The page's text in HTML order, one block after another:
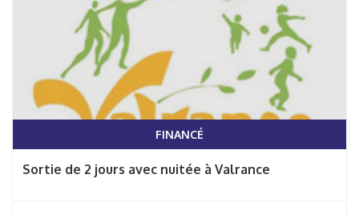
FINANCÉ
Sortie de 2 jours avec nuitée à Valrance